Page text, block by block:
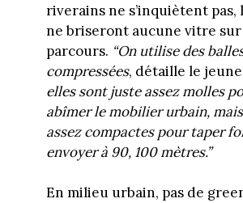
riverains ne s’inquiètent pas,
ne briseront aucune vitre
parcours. “On utilise des
compressées, détaille le
elles sont juste assez molles
abîmer le mobilier urbain,
assez compactes pour taper
envoyer à 90, 100 mètres.”
En milieu urbain, pas de